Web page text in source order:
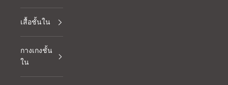
เสื้อชั้นใน
กางเกงชั้น
ใน